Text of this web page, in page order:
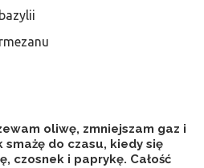
oliwę, zmniejszam gaz i
do czasu, kiedy się
czosnek i paprykę. Całość